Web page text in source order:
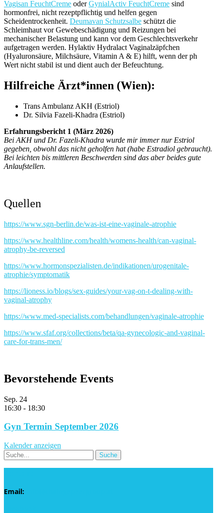
Vagisan FeuchtCreme oderGynialActiv FeuchtCreme sind
hormonfrei, nicht rezeptpflichtig und helfen gegen
Scheidentrockenheit. Deumavan Schutzsalbe schützt die
Schleimhaut vor Gewebeschädigung und Reizungen bei
mechanischer Belastung und kann vor dem Geschlechtsverkehr
aufgetragen werden. Hylaktiv Hydralact Vaginalzäpfchen
(Hyaluronsäure, Milchsäure, Vitamin A & E) hilft, wenn der ph
Wert nicht stabil ist und dient auch der Befeuchtung.
Hilfreiche Ärzt*innen (Wien):
Trans Ambulanz AKH (Estriol)
Dr. Silvia Fazeli-Khadra (Estriol)
Erfahrungsbericht 1 (März 2026)
Bei AKH und Dr. Fazeli-Khadra wurde mir immer nur Estriol
gegeben, obwohl das nicht geholfen hat (habe Estradiol gebraucht).
Bei leichten bis mittleren Beschwerden sind das aber beides gute
Anlaufstellen.
Quellen
https://www.sgn-berlin.de/was-ist-eine-vaginale-atrophie
https://www.healthline.com/health/womens-health/can-vaginal-
atrophy-be-reversed
https://www.hormonspezialisten.de/indikationen/urogenitale-
atrophie/symptomatik
https://lioness.io/blogs/sex-guides/your-vag-on-t-dealing-with-
vaginal-atrophy
https://www.med-specialists.com/behandlungen/vaginale-atrophie
https://www.sfaf.org/collections/beta/qa-gynecologic-and-vaginal-
care-for-trans-men/
Bevorstehende Events
Sep. 24
16:30 - 18:30
Gyn Termin September 2026
Kalender anzeigen
Email: